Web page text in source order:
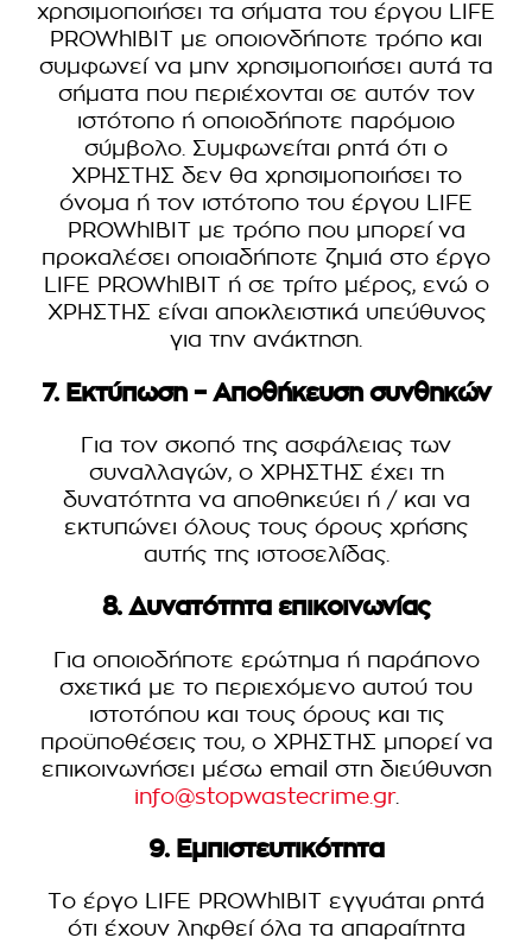
χρησιμοποιήσει τα σήματα του έργου LIFE
PROWhIBIT με οποιονδήποτε τρόπο και
συμφωνεί να μην χρησιμοποιήσει αυτά τα
σήματα που περιέχονται σε αυτόν τον
ιστότοπο ή οποιοδήποτε παρόμοιο
σύμβολο. Συμφωνείται ρητά ότι ο
ΧΡΗΣΤΗΣ δεν θα χρησιμοποιήσει το
όνομα ή τον ιστότοπο του έργου LIFE
PROWhIBIT με τρόπο που μπορεί να
προκαλέσει οποιαδήποτε ζημιά στο έργο
LIFE PROWhIBIT ή σε τρίτο μέρος, ενώ ο
ΧΡΗΣΤΗΣ είναι αποκλειστικά υπεύθυνος
για την ανάκτηση.
7. Εκτύπωση – Αποθήκευση συνθηκών
Για τον σκοπό της ασφάλειας των
συναλλαγών, ο ΧΡΗΣΤΗΣ έχει τη
δυνατότητα να αποθηκεύει ή / και να
εκτυπώνει όλους τους όρους χρήσης
αυτής της ιστοσελίδας.
8. Δυνατότητα επικοινωνίας
Για οποιοδήποτε ερώτημα ή παράπονο
σχετικά με το περιεχόμενο αυτού του
ιστοτόπου και τους όρους και τις
προϋποθέσεις του, ο ΧΡΗΣΤΗΣ μπορεί να
επικοινωνήσει μέσω email στη διεύθυνση
info@stopwastecrime.gr.
9. Εμπιστευτικότητα
Το έργο LIFE PROWhIBIT εγγυάται ρητά
ότι έχουν ληφθεί όλα τα απαραίτητα